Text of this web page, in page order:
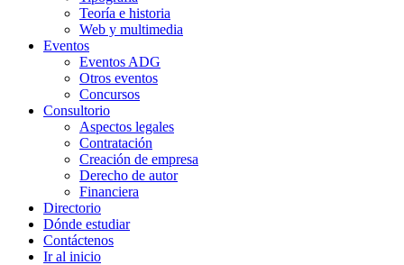
Teoría e historia
Web y multimedia
Eventos
Eventos ADG
Otros eventos
Concursos
Consultorio
Aspectos legales
Contratación
Creación de empresa
Derecho de autor
Financiera
Directorio
Dónde estudiar
Contáctenos
Ir al inicio